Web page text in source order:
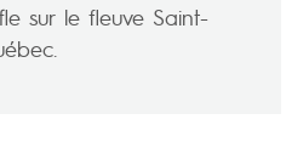
sur le fleuve Saint-